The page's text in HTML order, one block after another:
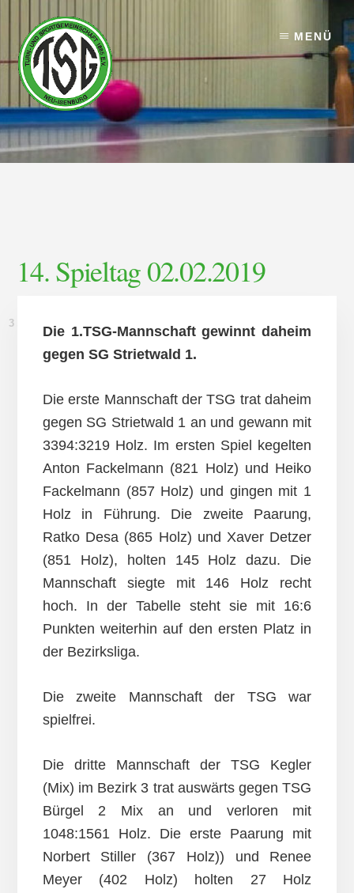
content
footer
MENÜ
14. Spieltag 02.02.2019
3. FEBRUAR 2019
Die 1.TSG-Mannschaft gewinnt daheim
gegen SG Strietwald 1.
Die erste Mannschaft der TSG trat daheim
gegen SG Strietwald 1 an und gewann mit
3394:3219 Holz. Im ersten Spiel kegelten
Anton Fackelmann (821 Holz) und Heiko
Fackelmann (857 Holz) und gingen mit 1
Holz in Führung. Die zweite Paarung,
Ratko Desa (865 Holz) und Xaver Detzer
(851 Holz), holten 145 Holz dazu. Die
Mannschaft siegte mit 146 Holz recht
hoch. In der Tabelle steht sie mit 16:6
Punkten weiterhin auf den ersten Platz in
der Bezirksliga.
Die zweite Mannschaft der TSG war
spielfrei.
Die dritte Mannschaft der TSG Kegler
(Mix) im Bezirk 3 trat auswärts gegen TSG
Bürgel 2 Mix an und verloren mit
1048:1561 Holz. Die erste Paarung mit
Norbert Stiller (367 Holz)) und Renee
Meyer (402 Holz) holten 27 Holz